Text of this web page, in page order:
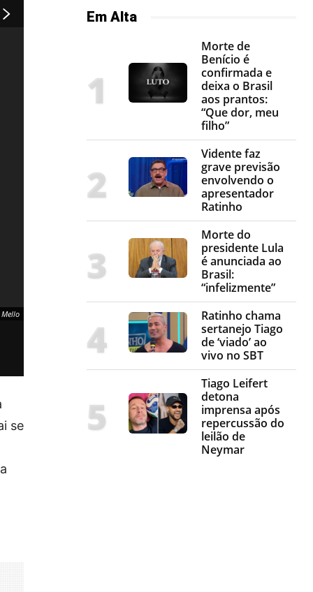
Mello Adriana (Letícia
se
Em Alta
Morte de
Benício é
confirmada e
deixa o Brasil
aos prantos:
“Que dor, meu
filho”
Vidente faz
grave previsão
envolvendo o
apresentador
Ratinho
Morte do
presidente Lula
é anunciada ao
Brasil:
“infelizmente”
Ratinho chama
sertanejo Tiago
de ‘viado’ ao
vivo no SBT
Tiago Leifert
detona
imprensa após
repercussão do
leilão de
Neymar